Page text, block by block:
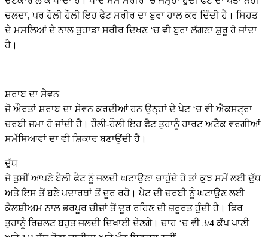
ਚਲਦਾ, ਪਰ ਹੌਲੀ ਹੌਲੀ ਇਹ ਫੈਟ ਸਰੀਰ ਦਾ ਬੁਰਾ ਹਾਲ ਕਰ ਦਿੰਦੀ ਹੈ। ਸਿਹਤ
ਦੇ ਮਸਲਿਆਂ ਦੇ ਨਾਲ ਤੁਹਾਡਾ ਸਰੀਰ ਦਿਖਣ ‘ਚ ਵੀ ਬੁਰਾ ਲੱਗਣਾ ਸ਼ੁਰੂ ਹੋ ਜਾਂਦਾ
ਹੈ।
ਸ਼ਰਾਬ ਦਾ ਸੇਵਨ
ਜੋ ਔਰਤਾਂ ਸ਼ਰਾਬ ਦਾ ਸੇਵਨ ਕਰਦੀਆਂ ਹਨ ਉਨ੍ਹਾਂ ਦੇ ਪੇਟ ‘ਚ ਵੀ ਐਕਸਟ੍ਰਾ
ਚਰਬੀ ਜਮਾ ਹੋ ਜਾਂਦੀ ਹੈ। ਹੌਲੀ-ਹੌਲੀ ਇਹ ਫੈਟ ਤੁਹਾਨੂੰ ਹਾਰਟ ਅਟੈਕ ਵਰਗੀਆਂ
ਸਮੱਸਿਆਵਾਂ ਦਾ ਵੀ ਸ਼ਿਕਾਰ ਬਣਾਉਂਦੀ ਹੈ।
ਦੁੱਧ
ਜੇ ਤੁਸੀਂ ਆਪਣੇ ਬੈਲੀ ਫੈਟ ਨੂੰ ਜਲਦੀ ਘਟਾਉਣਾ ਚਾਹੁੰਦੇ ਹੋ ਤਾਂ ਕੁਝ ਸਮੇਂ ਲਈ ਦੁੱਧ
ਅਤੇ ਇਸ ਤੋਂ ਬਣੇ ਪਦਾਰਥਾਂ ਤੋਂ ਦੂਰ ਰਹੋ। ਪੇਟ ਦੀ ਚਰਬੀ ਨੂੰ ਘਟਾਉਣ ਲਈ
ਕੈਲਸ਼ੀਅਮ ਨਾਲ ਭਰਪੂਰ ਚੀਜ਼ਾਂ ਤੋਂ ਦੂਰ ਰਹਿਣ ਦੀ ਜ਼ਰੂਰਤ ਹੁੰਦੀ ਹੈ। ਫਿਰ
ਤੁਹਾਨੂੰ ਰਿਜ਼ਲਟ ਬਹੁਤ ਜਲਦੀ ਦਿਖਾਈ ਦੇਣਗੇ। ਚਾਹ ‘ਚ ਵੀ 3/4 ਕੱਪ ਪਾਣੀ